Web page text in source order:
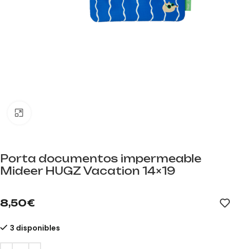
Porta documentos impermeable
Mideer HUGZ Vacation 14×19
8,50€
3 disponibles